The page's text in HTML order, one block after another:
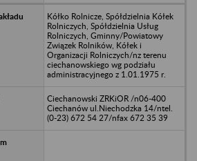
Kółko Rolnicze, Spółdzielnia Kółek
Rolniczych, Spółdzielnia Usług
Rolniczych, Gminny/Powiatowy
Związek Rolników, Kółek i
Organizacji Rolniczych/nz terenu
ciechanowskiego wg podziału
administracyjnego z 1.01.1975 r.
Ciechanowski ZRKiOR /n06-400
Ciechanów ul.Niechodzka 14/ntel.
(0-23) 672 54 27/nfax 672 35 39